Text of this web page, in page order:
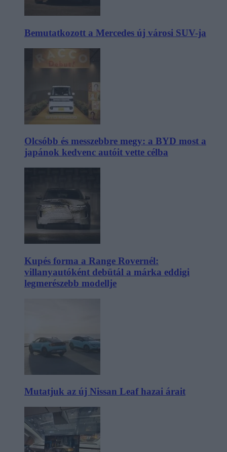
Bemutatkozott a Mercedes új városi SUV-ja
Olcsóbb és messzebbre megy: a BYD most a
japánok kedvenc autóit vette célba
Kupés forma a Range Rovernél:
villanyautóként debütál a márka eddigi
legmerészebb modellje
Mutatjuk az új Nissan Leaf hazai árait